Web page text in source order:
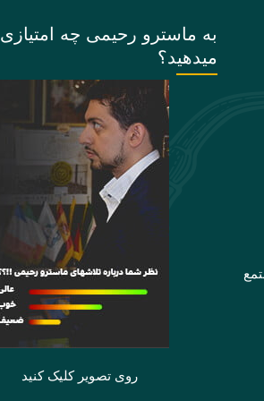
به ماسترو رحیمی چه امتیازی
میدهید؟
روی تصویر کلیک کنید